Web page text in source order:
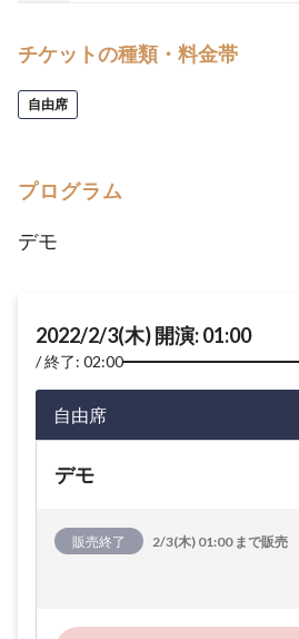
チケットの種類・料金帯
自由席
プログラム
デモ
2022/2/3(木) 開演: 01:00
終了: 02:00
自由席
デモ
販売終了 2/3(木) 01:00 まで販売